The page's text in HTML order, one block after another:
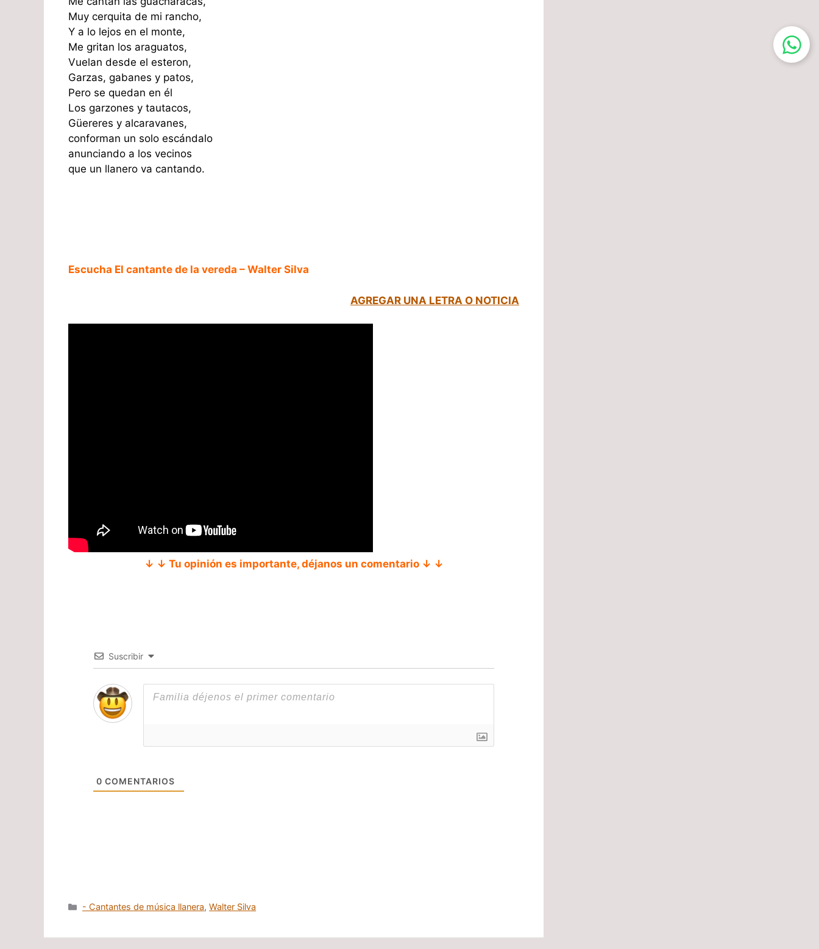
Muy cerquita de mi rancho,
Y a lo lejos en el monte,
Me gritan los araguatos,
Vuelan desde el esteron,
Garzas, gabanes y patos,
Pero se quedan en él
Los garzones y tautacos,
Güereres y alcaravanes,
conforman un solo escándalo
anunciando a los vecinos
que un llanero va cantando.
Escucha El cantante de la vereda – Walter Silva
AGREGAR UNA LETRA O NOTICIA
↓ ↓ Tu opinión es importante, déjanos un comentario ↓ ↓
Suscribir
0 COMENTARIOS
Categorías
- Cantantes de música llanera,Walter Silva